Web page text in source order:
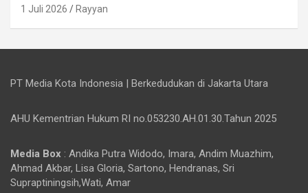
1 Juli 2026 Rayyan
PT Media Kota Indonesia | Berkedudukan di Jakarta Utara
AHU Kementrian Hukum RI no.053230.AH.01.30.Tahun 2025
Media Box : Andika Putra Widodo, Imara, Andim Muazhim,
Ahmad Akbar, Lisa Gloria, Sartono, Hendranas, Sri
Supraptiningsih,Wati, Amar